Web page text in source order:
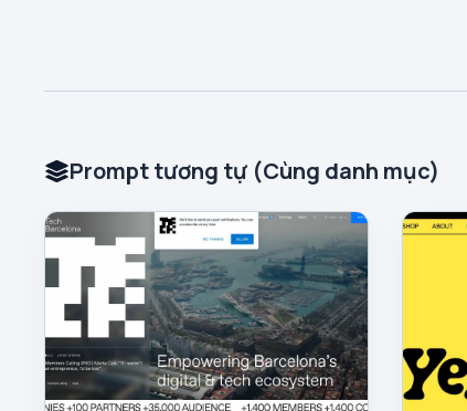
Prompt tương tự (Cùng danh mục)